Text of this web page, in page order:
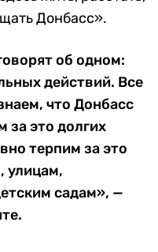
Донбасс».
об одном:
действий. Все
что Донбасс
за это долгих
терпим за это
улицам,
садам», —